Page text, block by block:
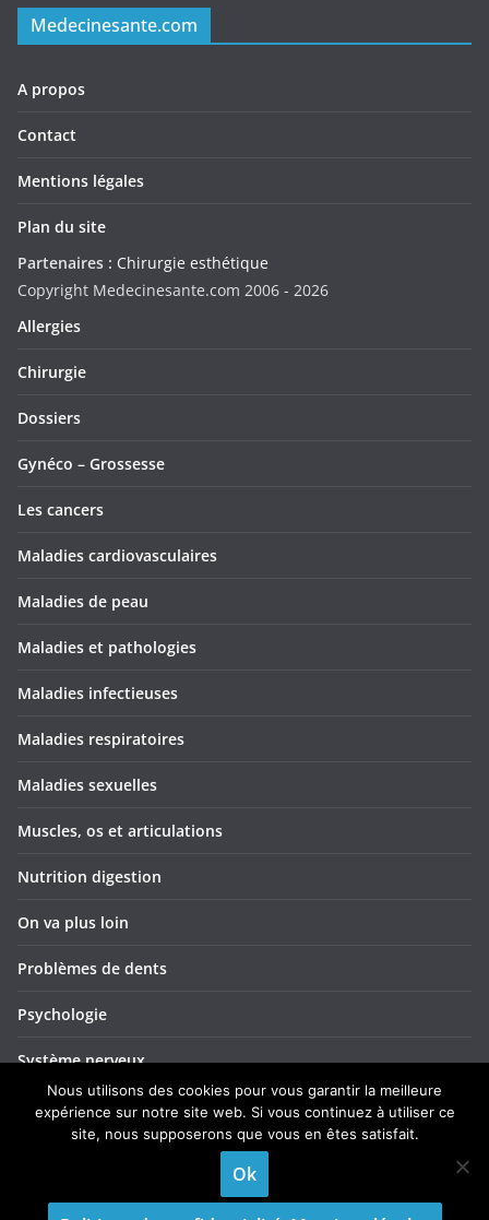
Medecinesante.com
A propos
Contact
Mentions légales
Plan du site
Partenaires : Chirurgie esthétique
Copyright Medecinesante.com 2006 - 2026
Allergies
Chirurgie
Dossiers
Gynéco – Grossesse
Les cancers
Maladies cardiovasculaires
Maladies de peau
Maladies et pathologies
Maladies infectieuses
Maladies respiratoires
Maladies sexuelles
Muscles, os et articulations
Nutrition digestion
On va plus loin
Problèmes de dents
Psychologie
Système nerveux
Troubles ORL
Nous utilisons des cookies pour vous garantir la meilleure
expérience sur notre site web. Si vous continuez à utiliser ce
site, nous supposerons que vous en êtes satisfait.
Ok